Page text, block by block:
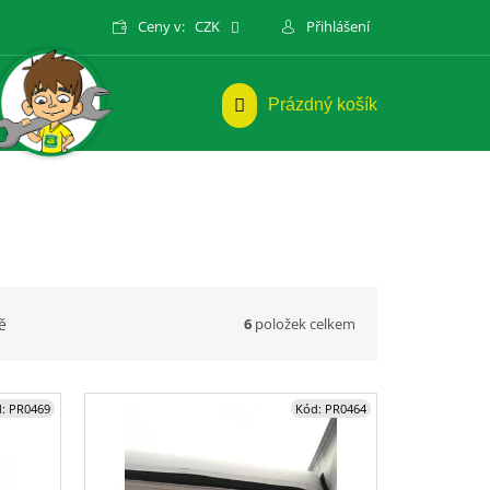
Ceny v: CZK Přihlášení
NÁKUPNÍ
Prázdný košík
6 položek celkem
PR0469 Kód: PR0464